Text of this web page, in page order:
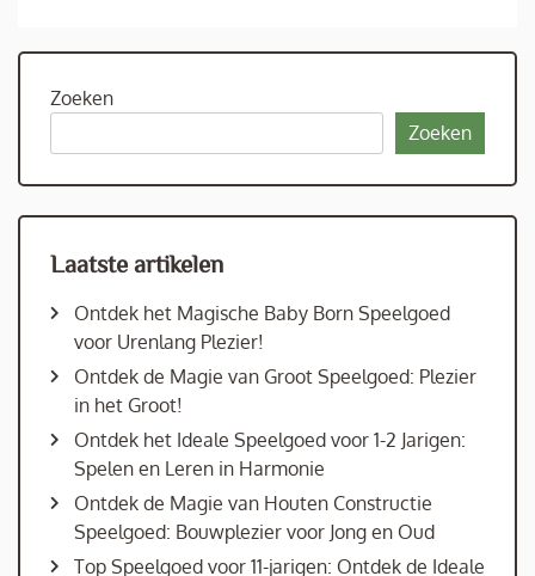
Zoeken
Zoeken
Laatste artikelen
Ontdek het Magische Baby Born Speelgoed
voor Urenlang Plezier!
Ontdek de Magie van Groot Speelgoed: Plezier
in het Groot!
Ontdek het Ideale Speelgoed voor 1-2 Jarigen:
Spelen en Leren in Harmonie
Ontdek de Magie van Houten Constructie
Speelgoed: Bouwplezier voor Jong en Oud
Top Speelgoed voor 11-jarigen: Ontdek de Ideale